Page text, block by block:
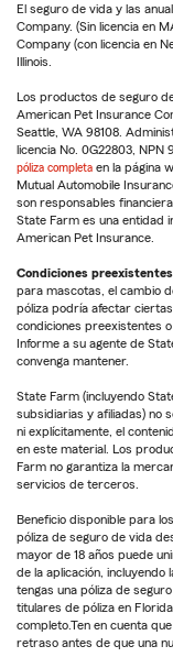
El seguro de vida y las
Company. (Sin licencia en
Company (con licencia en
Illinois.
Los productos de seguro
American Pet Insurance
Seattle, WA 98108.
licencia No. 0G22803, NPN
póliza completa en la página
Mutual Automobile
son responsables
State Farm es una entidad
American Pet Insurance.
Condiciones
para mascotas, el cambio
póliza podría afectar
condiciones preexistentes
Informe a su agente de
convenga mantener.
State Farm (incluyendo
subsidiarias y afiliadas) no
ni explícitamente, el
en este material. Los
Farm no garantiza la
servicios de terceros.
Beneficio disponible para
póliza de seguro de vida
mayor de 18 años puede
de la aplicación,
tengas una póliza de
titulares de póliza en
completo.Ten en cuenta
retraso antes de que una